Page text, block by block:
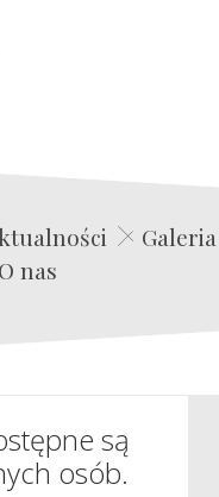
Edwin Film Agencja Aktorska
Galeria
O nas
są
osób.